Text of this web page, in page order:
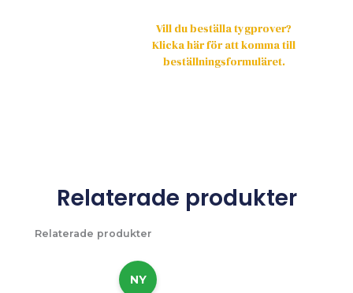
Vill du beställa tygprover?
Klicka här för att komma till
beställningsformuläret.
Relaterade produkter
Relaterade produkter
NY